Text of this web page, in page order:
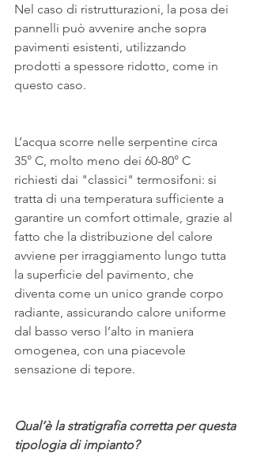
Nel caso di ristrutturazioni, la posa dei
pannelli può avvenire anche sopra
pavimenti esistenti, utilizzando
prodotti a spessore ridotto, come in
questo caso.
L’acqua scorre nelle serpentine circa
35° C, molto meno dei 60-80° C
richiesti dai "classici" termosifoni: si
tratta di una temperatura sufficiente a
garantire un comfort ottimale, grazie al
fatto che la distribuzione del calore
avviene per irraggiamento lungo tutta
la superficie del pavimento, che
diventa come un unico grande corpo
radiante, assicurando calore uniforme
dal basso verso l’alto in maniera
omogenea, con una piacevole
sensazione di tepore.
Qual’è la stratigrafia corretta per questa
tipologia di impianto?